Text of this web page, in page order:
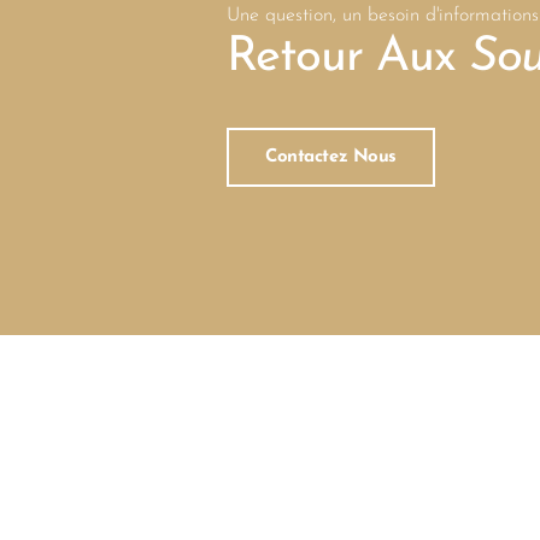
Une question, un besoin
Retour Aux
Contactez Nous